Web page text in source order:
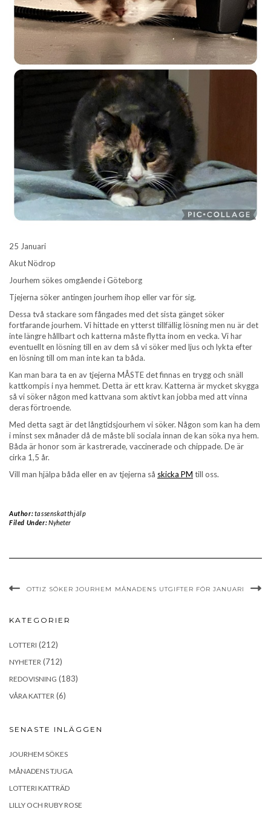
25 Januari
Akut Nödrop
Jourhem sökes omgående i Göteborg
Tjejerna söker antingen jourhem ihop eller var för sig.
Dessa två stackare som fångades med det sista gänget söker
fortfarande jourhem. Vi hittade en ytterst tillfällig lösning men nu är det
inte längre hållbart och katterna måste flytta inom en vecka. Vi har
eventuellt en lösning till en av dem så vi söker med ljus och lykta efter
en lösning till om man inte kan ta båda.
Kan man bara ta en av tjejerna MÅSTE det finnas en trygg och snäll
kattkompis i nya hemmet. Detta är ett krav. Katterna är mycket skygga
så vi söker någon med kattvana som aktivt kan jobba med att vinna
deras förtroende.
Med detta sagt är det långtidsjourhem vi söker. Någon som kan ha dem
i minst sex månader då de måste bli sociala innan de kan söka nya hem.
Båda är honor som är kastrerade, vaccinerade och chippade. De är
cirka 1,5 år.
Vill man hjälpa båda eller en av tjejerna så skicka PM till oss.
Author:tassenskatthjälp
Filed Under:Nyheter
OTTIZ SÖKER JOURHEM MÅNADENS UTGIFTER FÖR JANUARI
KATEGORIER
LOTTERI (212)
NYHETER (712)
REDOVISNING (183)
VÅRA KATTER (6)
SENASTE INLÄGGEN
JOURHEM SÖKES
MÅNADENS TJUGA
LOTTERI KATTRÄD
LILLY OCH RUBY ROSE